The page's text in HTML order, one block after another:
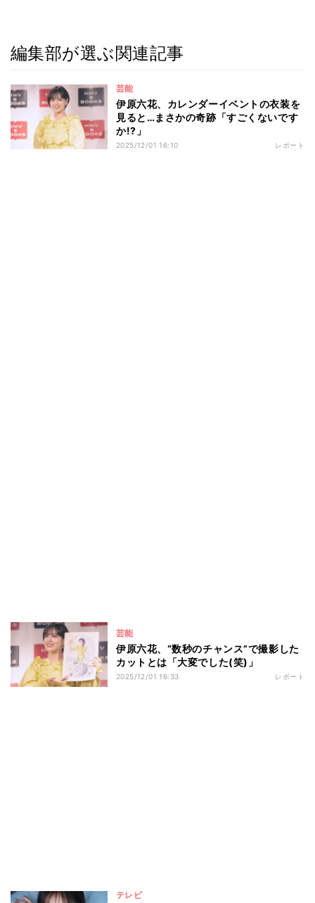
編集部が選ぶ関連記事
芸能
伊原六花、カレンダーイベントの衣装を
見ると…まさかの奇跡「すごくないです
か!?」
2025/12/01 16:10 レポート
芸能
伊原六花、“数秒のチャンス”で撮影した
カットとは「大変でした(笑)」
2025/12/01 16:33 レポート
テレビ